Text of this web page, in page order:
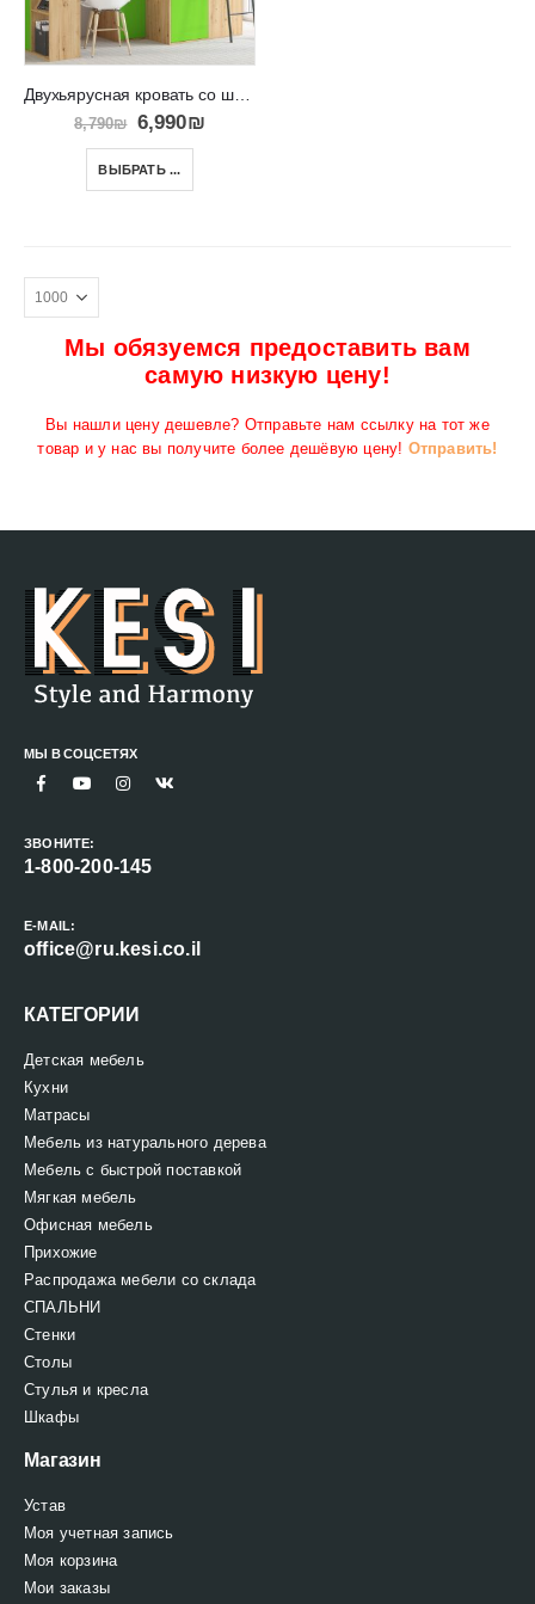
Двухьярусная кровать со шкафом и письменным столом VERANA P
8,790₪ 6,990₪
ВЫБРАТЬ ...
Мы обязуемся предоставить вам
самую низкую цену!
Вы нашли цену дешевле? Отправьте нам ссылку на тот же
товар и у нас вы получите более дешёвую цену! Отправить!
МЫ В СОЦСЕТЯХ
ЗВОНИТЕ:
1-800-200-145
E-MAIL:
office@ru.kesi.co.il
КАТЕГОРИИ
Детская мебель
Кухни
Матрасы
Мебель из натурального дерева
Мебель с быстрой поставкой
Мягкая мебель
Офисная мебель
Прихожие
Распродажа мебели со склада
СПАЛЬНИ
Стенки
Столы
Стулья и кресла
Шкафы
Магазин
Устав
Моя учетная запись
Моя корзина
Мои заказы